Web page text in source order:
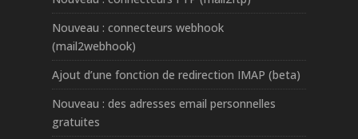
Nouveau : connecteurs webhook
(mail2webhook)
Ajout d’une fonction de redirection IMAP (beta)
Nouveau : des adresses email personnelles
gratuites